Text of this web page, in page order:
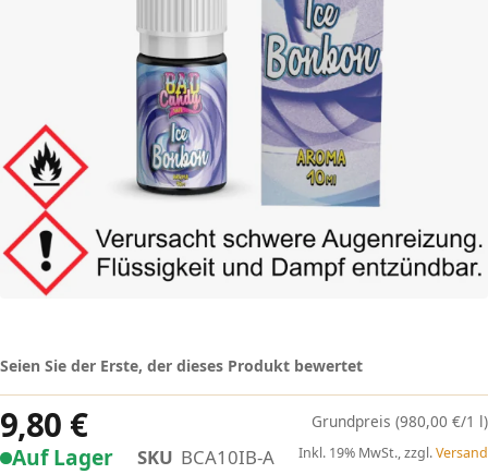
Auf Lager SKU BCA10IB-A
Seien Sie der Erste, der dieses Produkt bewertet
9,80 € (980,00 €/1 l)
Inkl. 19% MwSt., zzgl.Versand